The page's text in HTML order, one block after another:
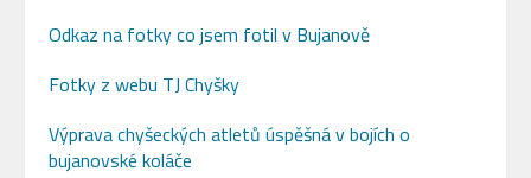
Odkaz na fotky co jsem fotil v Bujanově
Fotky z webu TJ Chyšky
Výprava chyšeckých atletů úspěšná v bojích o
bujanovské koláče